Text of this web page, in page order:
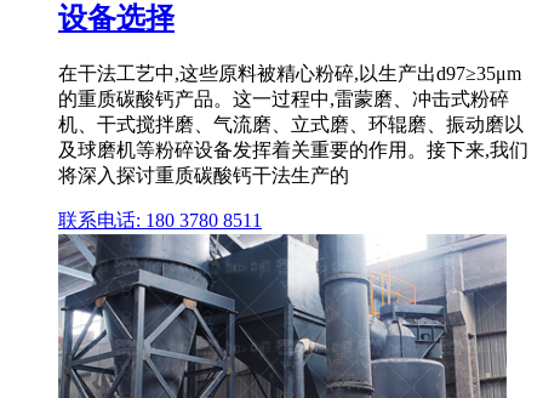
设备选择
在干法工艺中,这些原料被精心粉碎,以生产出d97≥35μm
的重质碳酸钙产品。这一过程中,雷蒙磨、冲击式粉碎
机、干式搅拌磨、气流磨、立式磨、环辊磨、振动磨以
及球磨机等粉碎设备发挥着关重要的作用。接下来,我们
将深入探讨重质碳酸钙干法生产的
联系电话: 180 3780 8511